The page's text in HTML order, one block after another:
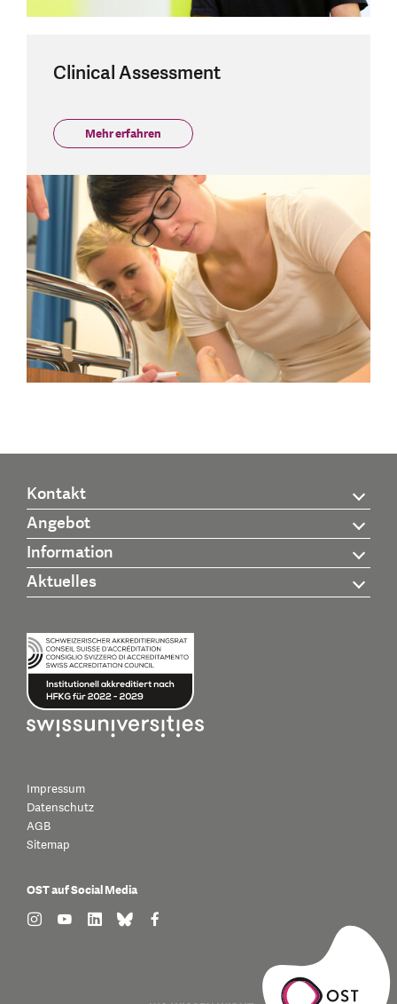
Clinical Assessment
Mehr erfahren
Kontakt
Angebot
Information
Aktuelles
Impressum
Datenschutz
AGB
Sitemap
OST auf Social Media
find us on: instagram
find us on: youtube
find us on: linkedin
find us on: bluesky
find us on: facebook